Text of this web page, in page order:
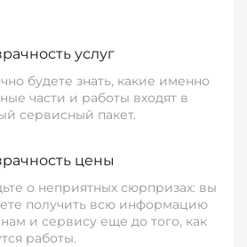
услуг
будете знать, какие именно
части и работы входят в
сервисный пакет.
цены
о неприятных сюрпризах: вы
получить всю информацию
и сервису еще до того, как
работы.